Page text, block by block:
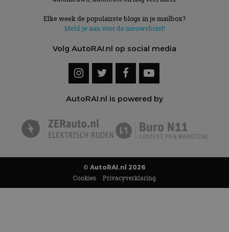
Elke week de populairste blogs in je mailbox?
Meld je aan voor de nieuwsbrief!
Volg AutoRAI.nl op social media
AutoRAI.nl is powered by
© AutoRAI.nl 2026
Cookies Privacyverklaring